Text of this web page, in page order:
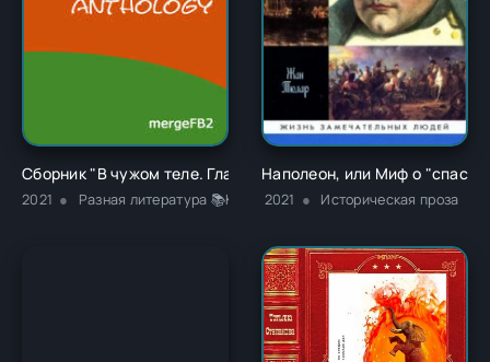
Сборник "В чужом теле. Глава 1" - Ричард Карл Лаймон
2021 Разная литература 📚Классика
Наполеон, или Миф о
2021 Историческая проза